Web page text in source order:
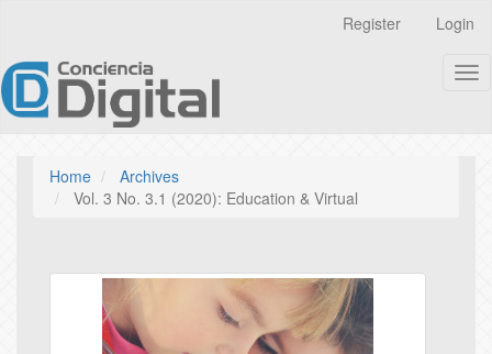
page
content
Main
Content
Sidebar
Register Login
Home
Archives
Vol. 3 No. 3.1 (2020): Education & Virtual